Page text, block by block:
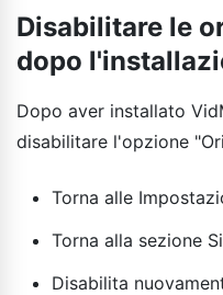
Disabilitare le
dopo
Dopo aver installato
disabilitare l'opzione
Torna alle
Torna alla sezione
Disabilita